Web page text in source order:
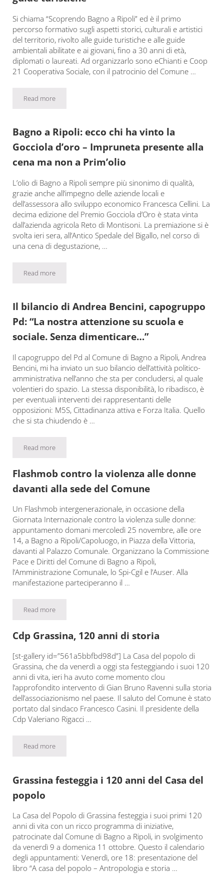
Si chiama “Scoprendo Bagno a Ripoli” ed è il primo
percorso formativo sugli aspetti storici, culturali e artistici
del territorio, rivolto alle guide turistiche e alle guide
ambientali abilitate e ai giovani, fino a 30 anni di età,
diplomati o laureati. Ad organizzarlo sono eChianti e Coop
21 Cooperativa Sociale, con il patrocinio del Comune …
Read more“Scoprendo Bagno a Ripoli”, corso per guide turistiche
Bagno a Ripoli: ecco chi ha vinto la
Gocciola d’oro – Impruneta presente alla
cena ma non a Prim’olio
L’olio di Bagno a Ripoli sempre più sinonimo di qualità,
grazie anche all’impegno delle aziende locali e
dell’assessora allo sviluppo economico Francesca Cellini. La
decima edizione del Premio Gocciola d’Oro è stata vinta
dall’azienda agricola Reto di Montisoni. La premiazione si è
svolta ieri sera, all’Antico Spedale del Bigallo, nel corso di
una cena di degustazione, …
Read moreBagno a Ripoli: ecco chi ha vinto la Gocciola d’oro – Impruneta
Il bilancio di Andrea Bencini, capogruppo
Pd: “La nostra attenzione su scuola e
sociale. Senza dimenticare…”
Il capogruppo del Pd al Comune di Bagno a Ripoli, Andrea
Bencini, mi ha inviato un suo bilancio dell’attività politico-
amministrativa nell’anno che sta per concludersi, al quale
volentieri do spazio. La stessa disponibilità, lo ribadisco, è
per eventuali interventi dei rappresentanti delle
opposizioni: M5S, Cittadinanza attiva e Forza Italia. Quello
che si sta chiudendo è …
Read moreIl bilancio di Andrea Bencini, capogruppo Pd: “La nostra
Flashmob contro la violenza alle donne
davanti alla sede del Comune
Un Flashmob intergenerazionale, in occasione della
Giornata Internazionale contro la violenza sulle donne:
appuntamento domani mercoledì 25 novembre, alle ore
14, a Bagno a Ripoli/Capoluogo, in Piazza della Vittoria,
davanti al Palazzo Comunale. Organizzano la Commissione
Pace e Diritti del Comune di Bagno a Ripoli,
l’Amministrazione Comunale, lo Spi-Cgil e l’Auser. Alla
manifestazione parteciperanno il …
Read moreFlashmob contro la violenza alle donne davanti alla sede del
Cdp Grassina, 120 anni di storia
[st-gallery id=”561a5bbfbd98d”] La Casa del popolo di
Grassina, che da venerdì a oggi sta festeggiando i suoi 120
anni di vita, ieri ha avuto come momento clou
l’approfondito intervento di Gian Bruno Ravenni sulla storia
dell’associazionismo nel paese. Il saluto del Comune è stato
portato dal sindaco Francesco Casini. Il presidente della
Cdp Valeriano Rigacci …
Read moreCdp Grassina, 120 anni di storia
Grassina festeggia i 120 anni del Casa del
popolo
La Casa del Popolo di Grassina festeggia i suoi primi 120
anni di vita con un ricco programma di iniziative,
patrocinate dal Comune di Bagno a Ripoli, in svolgimento
da venerdì 9 a domenica 11 ottobre. Questo il calendario
degli appuntamenti: Venerdì, ore 18: presentazione del
libro “A casa del popolo – Antropologia e storia …